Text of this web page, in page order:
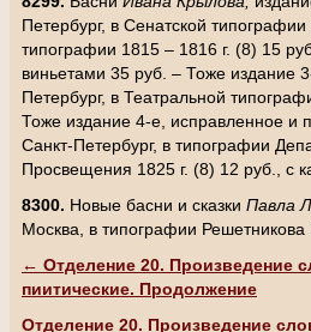
Петербург, в Сенатской
типографии 1815 – 1816 г. (8) 15
виньетами 35 руб. – Тоже издание
Петербург, в Театральной
Тоже издание 4-е, исправленное и
Санкт-Петербург, в типографии
Просвещения 1825 г. (8) 12 руб., с
8300. Новые басни и сказки Павла
Москва, в типографии Решетникова
← Отделение 20. Произведение
пиитические. Продолжение
Отделение 20. Произведение